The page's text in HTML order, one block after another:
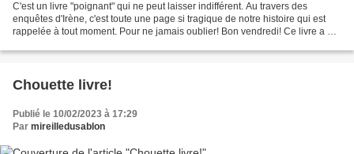
C'est un livre "poignant" qui ne peut laisser indifférent. Au travers des
enquêtes d'Irène, c'est toute une page si tragique de notre histoire qui est
rappelée à tout moment. Pour ne jamais oublier! Bon vendredi! Ce livre a été
Chouette livre!
Publié le 10/02/2023 à 17:29
Par mireilledusablon